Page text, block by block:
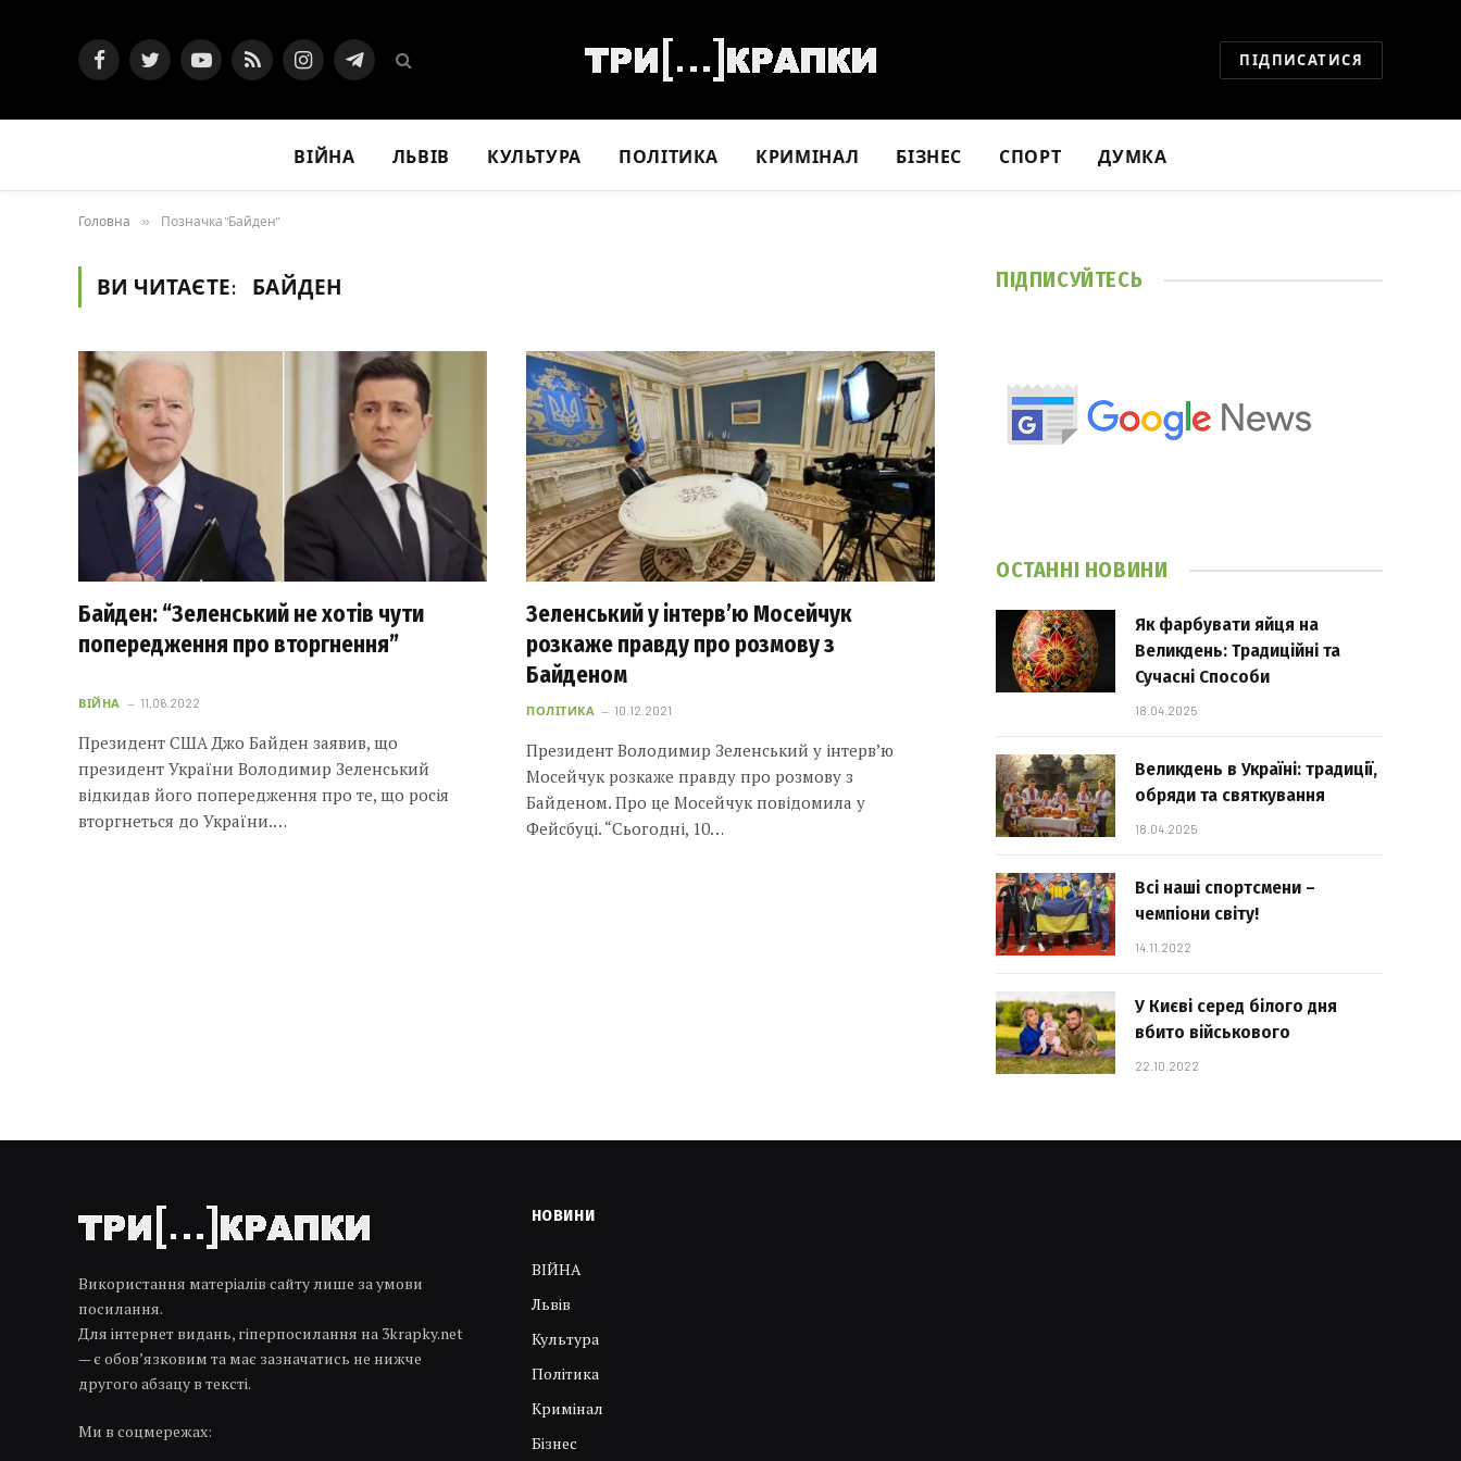
FacebookTwitterYouTubeRSS InstagramTelegram ПІДПИСАТИСЯ
ВІЙНА ЛЬВІВ КУЛЬТУРА ПОЛІТИКА КРИМІНАЛ БІЗНЕС СПОРТ ДУМКА
Головна » Позначка "Байден"
ВИ ЧИТАЄТЕ: БАЙДЕН
Байден: “Зеленський не хотів чути
попередження про вторгнення”
ВІЙНА 11.06.2022
Президент США Джо Байден заявив, що
президент України Володимир Зеленський
відкидав його попередження про те, що росія
вторгнеться до України.…
Зеленський у інтерв’ю Мосейчук
розкаже правду про розмову з
Байденом
ПОЛІТИКА 10.12.2021
Президент Володимир Зеленський у інтерв’ю
Мосейчук розкаже правду про розмову з
Байденом. Про це Мосейчук повідомила у
Фейсбуці. “Сьогодні, 10…
ПІДПИСУЙТЕСЬ
ОСТАННІ НОВИНИ
Як фарбувати яйця на
Великдень: Традиційні та
Сучасні Способи
18.04.2025
Великдень в Україні: традиції,
обряди та святкування
18.04.2025
Всі наші спортсмени –
чемпіони світу!
14.11.2022
У Києві серед білого дня
вбито військового
22.10.2022
Використання матеріалів сайту лише за умови
посилання.
Для інтернет видань, гіперпосилання на 3krapky.net
— є обов’язковим та має зазначатись не нижче
другого абзацу в тексті.
Ми в соцмережах:
НОВИНИ
ВІЙНА
Львів
Культура
Політика
Кримінал
Бізнес